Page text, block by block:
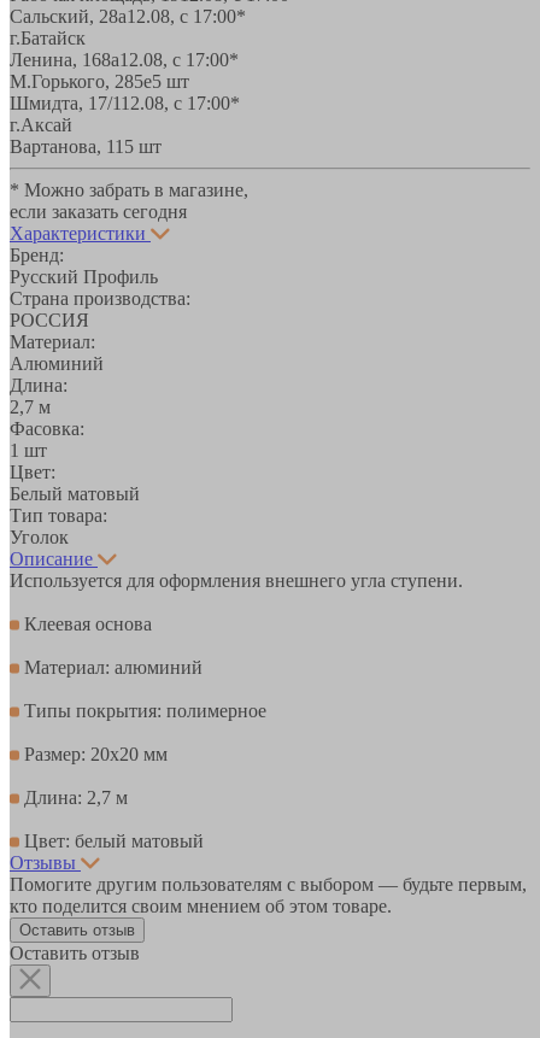
Сальский, 28a12.08, с 17:00*
г.Батайск
Ленина, 168а12.08, с 17:00*
М.Горького, 285е5 шт
Шмидта, 17/112.08, с 17:00*
г.Аксай
Вартанова, 11 5 шт
* Можно забрать в магазине,
если заказать сегодня
Характеристики
Бренд:
Русский Профиль
Страна производства:
РОССИЯ
Материал:
Алюминий
Длина:
2,7 м
Фасовка:
1 шт
Цвет:
Белый матовый
Тип товара:
Уголок
Описание
Используется для оформления внешнего угла ступени.
Клеевая основа
Материал: алюминий
Типы покрытия: полимерное
Размер: 20х20 мм
Длина: 2,7 м
Цвет: белый матовый
Отзывы
Помогите другим пользователям с выбором — будьте первым,
кто поделится своим мнением об этом товаре.
Оставить отзыв
Оставить отзыв